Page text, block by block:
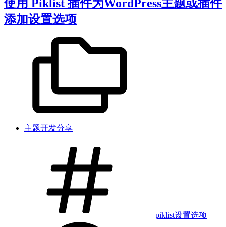
使用 Piklist 插件为WordPress主题或插件
添加设置选项
主题开发分享
piklist设置选项